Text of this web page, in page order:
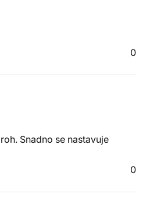
0
Snadno se nastavuje
0